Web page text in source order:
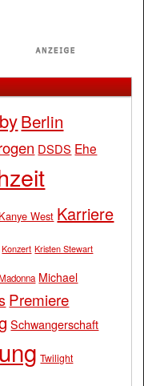
Berlin
DSDS Ehe
Kanye West Karriere
Konzert Kristen Stewart
Michael
Premiere
Schwangerschaft
Twilight